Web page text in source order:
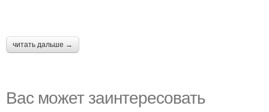
читать дальше →
Вас может заинтересовать